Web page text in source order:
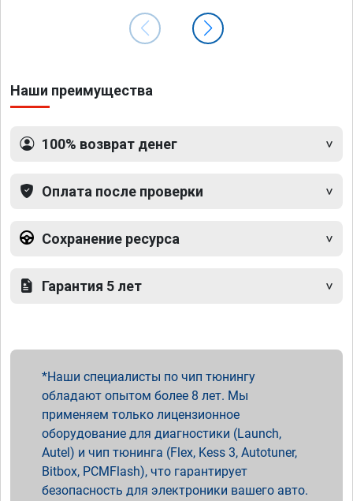
Наши преимущества
100% возврат денег
Оплата после проверки
Сохранение ресурса
Гарантия 5 лет
Наши специалисты по чип тюнингу
обладают опытом более 8 лет. Мы
применяем только лицензионное
оборудование для диагностики (Launch,
Autel) и чип тюнинга (Flex, Kess 3, Autotuner,
Bitbox, PCMFlash), что гарантирует
безопасность для электроники вашего авто.